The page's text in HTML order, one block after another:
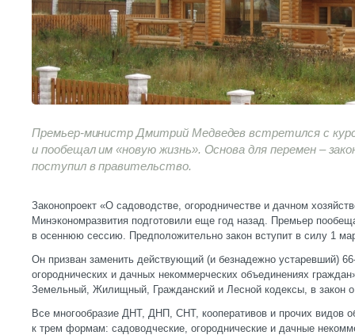
Премьер-министр Дмитрий Медведев встретился с
и пообещал им «новую жизнь». Основа для перемен –
поступил в правительство.
Законопроект «О садоводстве, огородничестве и дачном
Минэкономразвития подготовили еще год назад. Премьер
в осеннюю сессию. Предположительно закон вступит в силу 1
Он призван заменить действующий (и безнадежно устаревший)
огороднических и дачных некоммерческих объединениях
Земельный, Жилищный, Гражданский и Лесной кодексы, в закон о
Все многообразие ДНТ, ДНП, СНТ, кооперативов и прочих видов
к трем формам: садоводческие, огороднические и дачные